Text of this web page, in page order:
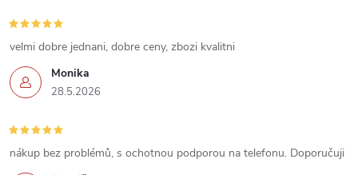
ý
p
i
s
u
Monika
28.5.2026
velmi dobre jednani, dobre ceny, zbozi kvalitni
nákup bez problémů, s ochotnou podporou na telefonu. Doporučuji